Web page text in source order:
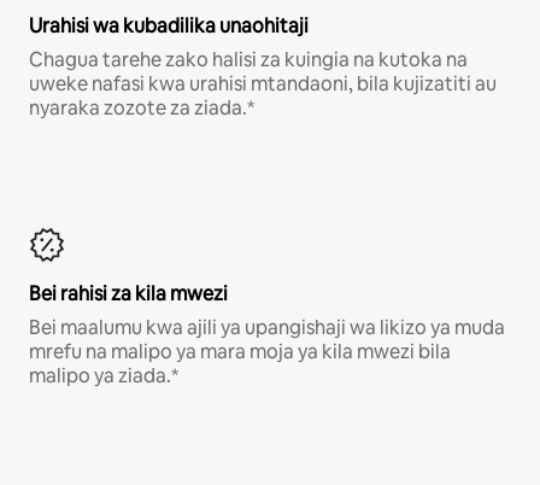
Urahisi wa kubadilika unaohitaji
Chagua tarehe zako halisi za kuingia na kutoka na
uweke nafasi kwa urahisi mtandaoni, bila kujizatiti au
nyaraka zozote za ziada.*
Bei rahisi za kila mwezi
Bei maalumu kwa ajili ya upangishaji wa likizo ya muda
mrefu na malipo ya mara moja ya kila mwezi bila
malipo ya ziada.*